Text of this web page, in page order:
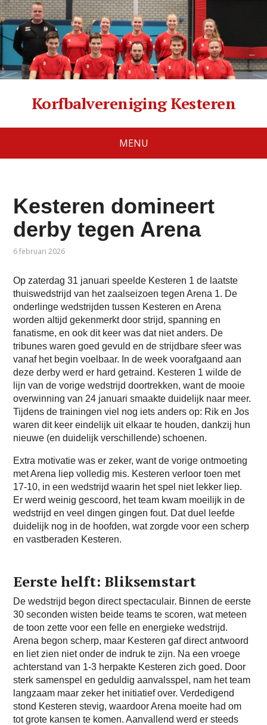
Korfbalvereniging Kesteren
MENU
Kesteren domineert
derby tegen Arena
6 februari 2026
Op zaterdag 31 januari speelde Kesteren 1 de laatste
thuiswedstrijd van het zaalseizoen tegen Arena 1. De
onderlinge wedstrijden tussen Kesteren en Arena
worden altijd gekenmerkt door strijd, spanning en
fanatisme, en ook dit keer was dat niet anders. De
tribunes waren goed gevuld en de strijdbare sfeer was
vanaf het begin voelbaar. In de week voorafgaand aan
deze derby werd er hard getraind. Kesteren 1 wilde de
lijn van de vorige wedstrijd doortrekken, want de mooie
overwinning van 24 januari smaakte duidelijk naar meer.
Tijdens de trainingen viel nog iets anders op: Rik en Jos
waren dit keer eindelijk uit elkaar te houden, dankzij hun
nieuwe (en duidelijk verschillende) schoenen.
Extra motivatie was er zeker, want de vorige ontmoeting
met Arena liep volledig mis. Kesteren verloor toen met
17-10, in een wedstrijd waarin het spel niet lekker liep.
Er werd weinig gescoord, het team kwam moeilijk in de
wedstrijd en veel dingen gingen fout. Dat duel leefde
duidelijk nog in de hoofden, wat zorgde voor een scherp
en vastberaden Kesteren.
Eerste helft: Bliksemstart
De wedstrijd begon direct spectaculair. Binnen de eerste
30 seconden wisten beide teams te scoren, wat meteen
de toon zette voor een felle en energieke wedstrijd.
Arena begon scherp, maar Kesteren gaf direct antwoord
en liet zien niet onder de indruk te zijn. Na een vroege
achterstand van 1-3 herpakte Kesteren zich goed. Door
sterk samenspel en geduldig aanvalsspel, nam het team
langzaam maar zeker het initiatief over. Verdedigend
stond Kesteren stevig, waardoor Arena moeite had om
tot grote kansen te komen. Aanvallend werd er steeds